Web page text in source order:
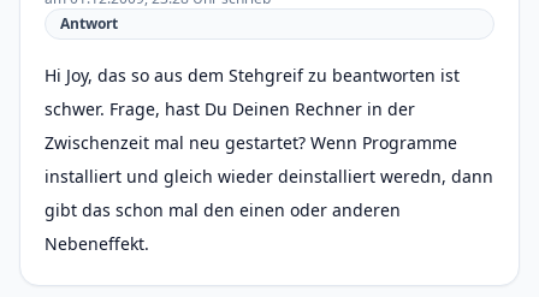
Antwort
Hi Joy, das so aus dem Stehgreif zu beantworten ist
schwer. Frage, hast Du Deinen Rechner in der
Zwischenzeit mal neu gestartet? Wenn Programme
installiert und gleich wieder deinstalliert weredn, dann
gibt das schon mal den einen oder anderen
Nebeneffekt.